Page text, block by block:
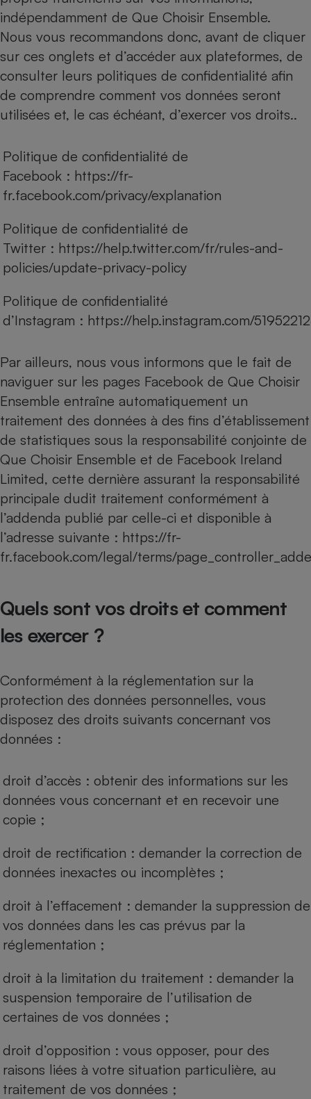
indépendamment de Que Choisir Ensemble.
Nous vous recommandons donc, avant de cliquer
sur ces onglets et d’accéder aux plateformes, de
consulter leurs politiques de confidentialité afin
de comprendre comment vos données seront
utilisées et, le cas échéant, d’exercer vos droits..
Politique de confidentialité de
Facebook : https://fr-
fr.facebook.com/privacy/explanation
Politique de confidentialité de
Twitter : https://help.twitter.com/fr/rules-and-
policies/update-privacy-policy
Politique de confidentialité
d’Instagram : https://help.instagram.com/
Par ailleurs, nous vous informons que le fait de
naviguer sur les pages Facebook de Que Choisir
Ensemble entraîne automatiquement un
traitement des données à des fins d’établissement
de statistiques sous la responsabilité conjointe de
Que Choisir Ensemble et de Facebook Ireland
Limited, cette dernière assurant la responsabilité
principale dudit traitement conformément à
l’addenda publié par celle-ci et disponible à
l’adresse suivante : https://fr-
fr.facebook.com/legal/terms/
Quels sont vos droits et comment
les exercer ?
Conformément à la réglementation sur la
protection des données personnelles, vous
disposez des droits suivants concernant vos
données :
droit d’accès : obtenir des informations sur les
données vous concernant et en recevoir une
copie ;
droit de rectification : demander la correction de
données inexactes ou incomplètes ;
droit à l’effacement : demander la suppression de
vos données dans les cas prévus par la
réglementation ;
droit à la limitation du traitement : demander la
suspension temporaire de l’utilisation de
certaines de vos données ;
droit d’opposition : vous opposer, pour des
raisons liées à votre situation particulière, au
traitement de vos données ;